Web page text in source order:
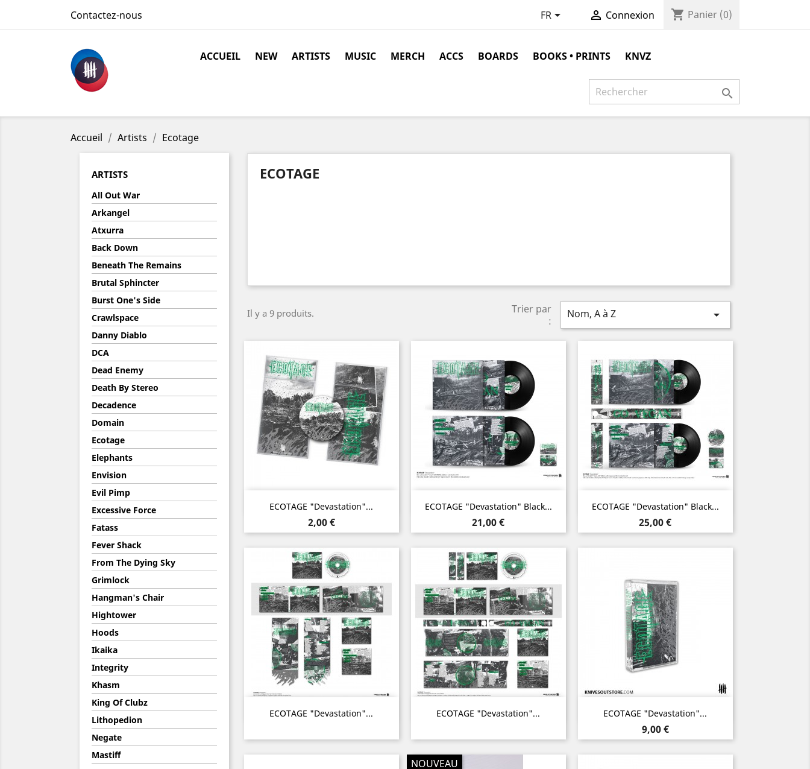
Contactez-nous FR  Connexion shopping_cart Panier (0)
ACCUEIL NEW ARTISTS MUSIC MERCH ACCS BOARDS BOOKS • PRINTS KNVZ

Accueil Artists Ecotage
ARTISTS
All Out War
Arkangel
Atxurra
Back Down
Beneath The Remains
Brutal Sphincter
Burst One's Side
Crawlspace
Danny Diablo
DCA
Dead Enemy
Death By Stereo
Decadence
Domain
Ecotage
Elephants
Envision
Evil Pimp
Excessive Force
Fatass
Fever Shack
From The Dying Sky
Grimlock
Hangman's Chair
Hightower
Hoods
Ikaika
Integrity
Khasm
King Of Clubz
Lithopedion
Negate
Mastiff
ECOTAGE
Il y a 9 produits.
Trier par
:
Nom, A à Z 
ECOTAGE "Devastation"...
Prix
2,00 €
Aperçu rapide ECOTAGE "Devastation" Black...
Prix
21,00 €
Aperçu rapide ECOTAGE "Devastation" Black...
Prix
25,00 €
Aperçu rapide
ECOTAGE "Devastation"...
Aperçu rapide ECOTAGE "Devastation"...
Aperçu rapide ECOTAGE "Devastation"...
Prix
9,00 €
Aperçu rapide
NOUVEAU